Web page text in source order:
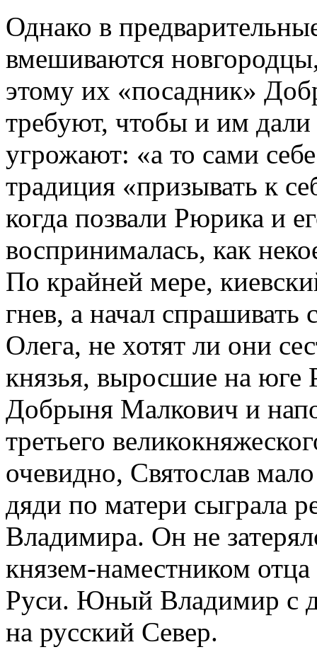
Однако в
вмешиваются
этому их «посадник»
требуют, чтобы и им
угрожают: «а то сами
традиция «призывать к
когда позвали Рюрика и
воспринималась, как
По крайней мере,
гнев, а начал
Олега, не хотят ли они
князья, выросшие на юге
Добрыня Малкович и
третьего
очевидно, Святослав
дяди по матери сыграла
Владимира. Он не
князем-наместником
Руси. Юный Владимир с
на русский Север.